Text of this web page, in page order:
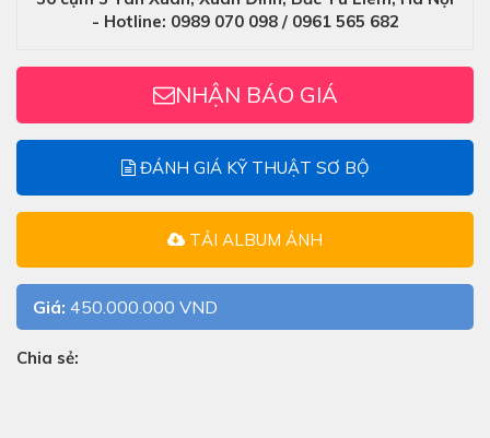
- Hotline: 0989 070 098 / 0961 565 682
NHẬN BÁO GIÁ
ĐÁNH GIÁ KỸ THUẬT SƠ BỘ
TẢI ALBUM ẢNH
Giá: 450.000.000 VND
Chia sẻ: